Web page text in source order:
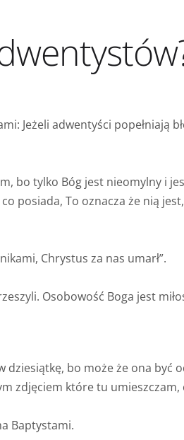
Jeżeli adwentyści popełniają
bo tylko Bóg jest nieomylny i
posiada, To oznacza że nią
Chrystus za nas umarł”.
Osobowość Boga jest
dziesiątkę, bo może że ona
zdjęciem które tu
Baptystami.